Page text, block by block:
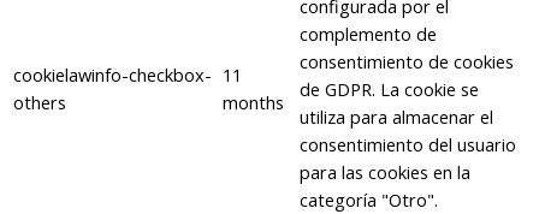
cookielawinfo-checkbox-
others
11
months
configurada por el
complemento de
consentimiento de cookies
de GDPR. La cookie se
utiliza para almacenar el
consentimiento del usuario
para las cookies en la
categoría "Otro".